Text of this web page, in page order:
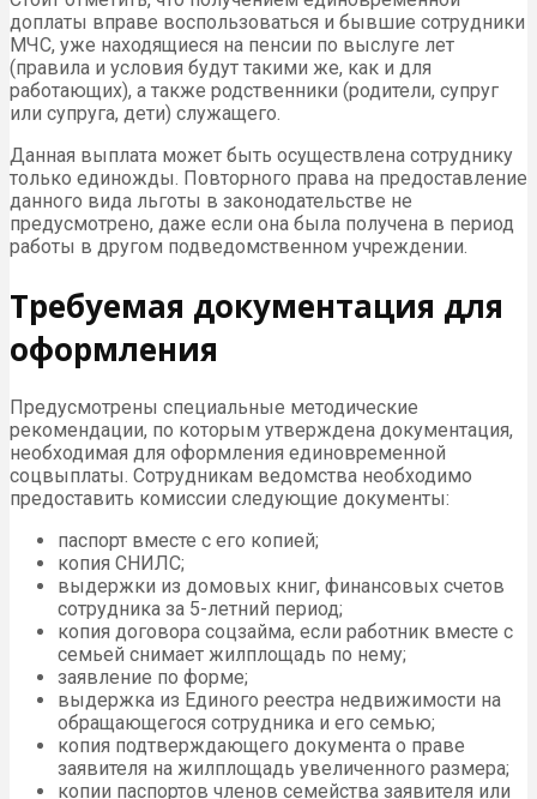
доплаты вправе воспользоваться и бывшие сотрудники
МЧС, уже находящиеся на пенсии по выслуге лет
(правила и условия будут такими же, как и для
работающих), а также родственники (родители, супруг
или супруга, дети) служащего.
Данная выплата может быть осуществлена сотруднику
только единожды. Повторного права на предоставление
данного вида льготы в законодательстве не
предусмотрено, даже если она была получена в период
работы в другом подведомственном учреждении.
Требуемая документация для
оформления
Предусмотрены специальные методические
рекомендации, по которым утверждена документация,
необходимая для оформления единовременной
соцвыплаты. Сотрудникам ведомства необходимо
предоставить комиссии следующие документы:
паспорт вместе с его копией;
копия СНИЛС;
выдержки из домовых книг, финансовых счетов
сотрудника за 5-летний период;
копия договора соцзайма, если работник вместе с
семьей снимает жилплощадь по нему;
заявление по форме;
выдержка из Единого реестра недвижимости на
обращающегося сотрудника и его семью;
копия подтверждающего документа о праве
заявителя на жилплощадь увеличенного размера;
копии паспортов членов семейства заявителя или